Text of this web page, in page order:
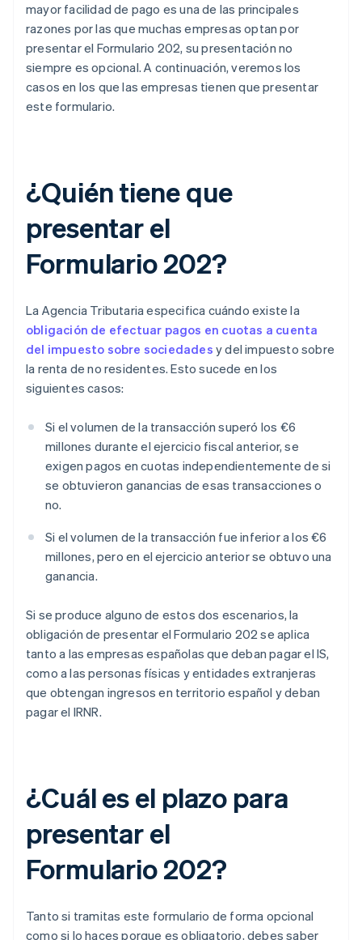
mayor facilidad de pago es una de las principales
razones por las que muchas empresas optan por
presentar el Formulario 202, su presentación no
siempre es opcional. A continuación, veremos los
casos en los que las empresas tienen que presentar
este formulario.
¿Quién tiene que
presentar el
Formulario 202?
La Agencia Tributaria especifica cuándo existe la
obligación de efectuar pagos en cuotas a cuenta
del impuesto sobre sociedades y del impuesto sobre
la renta de no residentes. Esto sucede en los
siguientes casos:
Si el volumen de la transacción superó los €6
millones durante el ejercicio fiscal anterior, se
exigen pagos en cuotas independientemente de si
se obtuvieron ganancias de esas transacciones o
no.
Si el volumen de la transacción fue inferior a los €6
millones, pero en el ejercicio anterior se obtuvo una
ganancia.
Si se produce alguno de estos dos escenarios, la
obligación de presentar el Formulario 202 se aplica
tanto a las empresas españolas que deban pagar el IS,
como a las personas físicas y entidades extranjeras
que obtengan ingresos en territorio español y deban
pagar el IRNR.
¿Cuál es el plazo para
presentar el
Formulario 202?
Tanto si tramitas este formulario de forma opcional
como si lo haces porque es obligatorio, debes saber